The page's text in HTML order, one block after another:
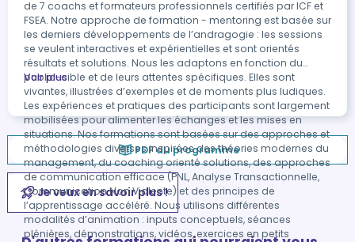
de 7 coachs et formateurs professionnels certifiés par ICF et
FSEA. Notre approche de formation - mentoring est basée sur
les derniers développements de l’andragogie : les sessions
se veulent interactives et expérientielles et sont orientés
résultats et solutions. Nous les adaptons en fonction du
public-cible et de leurs attentes spécifiques. Elles sont
vivantes, illustrées d’exemples et de moments plus ludiques.
Les expériences et pratiques des participants sont largement
mobilisées pour alimenter les échanges et les mises en
situations. Nos formations sont basées sur des approches et
méthodologies diverses inspirées des théories modernes du
management, du coaching orienté solutions, des approches
de communication efficace (PNL, Analyse Transactionnelle,
Communication Non Violente) et des principes de
l’apprentissage accéléré. Nous utilisons différentes
modalités d’animation : inputs conceptuels, séances
plénières, démonstrations, vidéos, exercices en petits
Voir plus
PDF du programme
Je veux en savoir plus !